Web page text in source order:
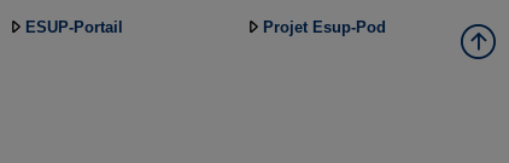
ESUP-Portail Projet Esup-Pod